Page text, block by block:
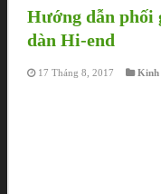
Hướng dẫn phối
dàn Hi-end
17 Tháng 8, 2017 Kinh